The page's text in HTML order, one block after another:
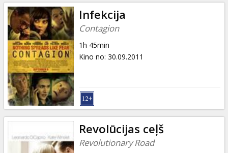
Infekcija
Contagion
1h 45min
Kino no: 30.09.2011
Revolūcijas ceļš
Revolutionary Road